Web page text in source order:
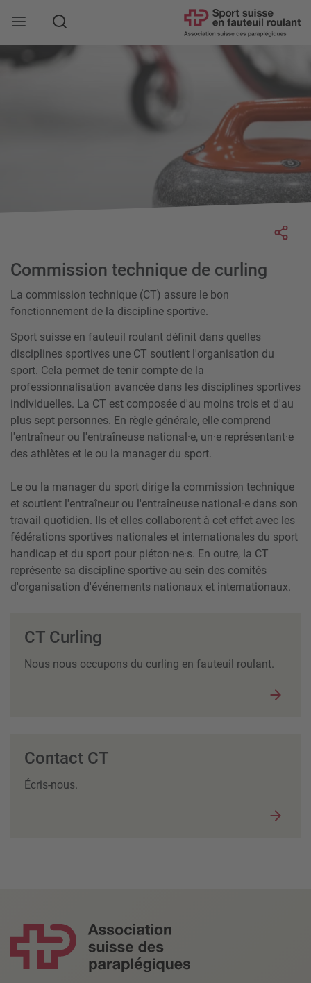
Rechercher
Commission technique de curling
La commission technique (CT) assure le bon
fonctionnement de la discipline sportive.
Sport suisse en fauteuil roulant définit dans quelles
disciplines sportives une CT soutient l'organisation du
sport. Cela permet de tenir compte de la
professionnalisation avancée dans les disciplines sportives
individuelles. La CT est composée d'au moins trois et d'au
plus sept personnes. En règle générale, elle comprend
l'entraîneur ou l'entraîneuse national·e, un·e représentant·e
des athlètes et le ou la manager du sport.
Le ou la manager du sport dirige la commission technique
et soutient l'entraîneur ou l'entraîneuse national·e dans son
travail quotidien. Ils et elles collaborent à cet effet avec les
fédérations sportives nationales et internationales du sport
handicap et du sport pour piéton·ne·s. En outre, la CT
représente sa discipline sportive au sein des comités
d'organisation d'événements nationaux et internationaux.
CT Curling
Nous nous occupons du curling en fauteuil roulant.
Contact CT
Écris-nous.